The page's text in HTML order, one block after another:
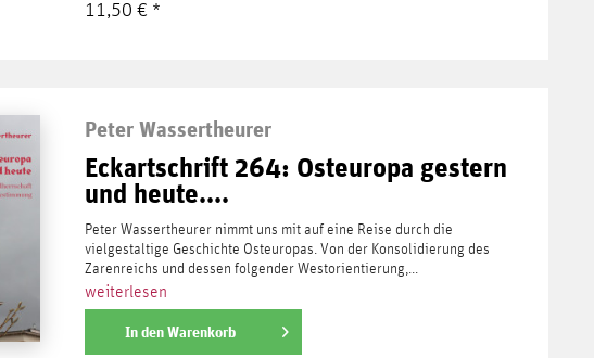
11,50 € *
Peter Wassertheurer
Eckartschrift 264: Osteuropa gestern
und heute....
Peter Wassertheurer nimmt uns mit auf eine Reise durch die
vielgestaltige Geschichte Osteuropas. Von der Konsolidierung des
Zarenreichs und dessen folgender Westorientierung,...
weiterlesen
In denWarenkorb